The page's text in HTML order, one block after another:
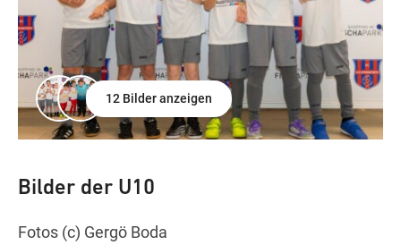
12 Bilder anzeigen
Bilder der U10
Fotos (c) Gergö Boda